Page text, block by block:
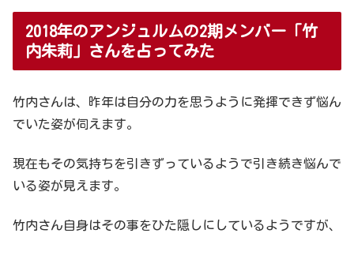
2018年のアンジュルムの2期メンバー「竹
内朱莉」さんを占ってみた
竹内さんは、昨年は自分の力を思うように発揮できず悩ん
でいた姿が伺えます。
現在もその気持ちを引きずっているようで引き続き悩んで
いる姿が見えます。
竹内さん自身はその事をひた隠しにしているようですが、